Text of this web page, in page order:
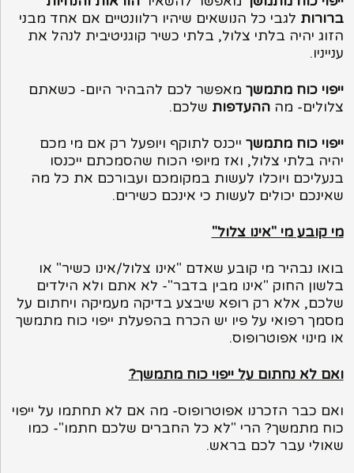
ברורות לגבי כל הנושאים שיהיו רלוונטיים אם אחד מבני
הזוג יהיה בלתי צלול, בלתי כשיר קוגניטיבית לנהל את
ענייניו.
ייפוי כוח מתמשך מאפשר לכם להבהיר היום- כשאתם
צלולים- מהההעדפות שלכם.
ייפוי כוח מתמשך ייכנס לתוקף ויופעל רק אם מי מכם
יהיה בלתי צלול, ואז מיופי הכוח שהסמכתם ייכנסו
בנעליכם ויוכלו לעשות במקומכם ועבורכם את כל מה
שאינכם יכולים לעשות כי אינכם כשירים.
מי קובע מי "אינו צלול"
בואו נבהיר מי קובע שאדם "אינו צלול/אינו כשיר" או
בלשון החוק "אינו מבין בדבר"- לא אתם ולא הילדים
שלכם, אלא רק רופא שיבצע בדיקה מעמיקה ויחתום על
מסמך רפואי על פיו יש הכרח בהפעלת ייפוי כוח מתמשך
או מינוי אפוטרופוס.
ואם לא נחתום על ייפוי כוח מתמשך?
ואם כבר הזכרנו אפוטרופוס- מה אם לא תחתמו על ייפוי
כוח מתמשך? הרי "לא כל החברים שלכם חתמו"- כמו
שאולי עבר לכם בראש.